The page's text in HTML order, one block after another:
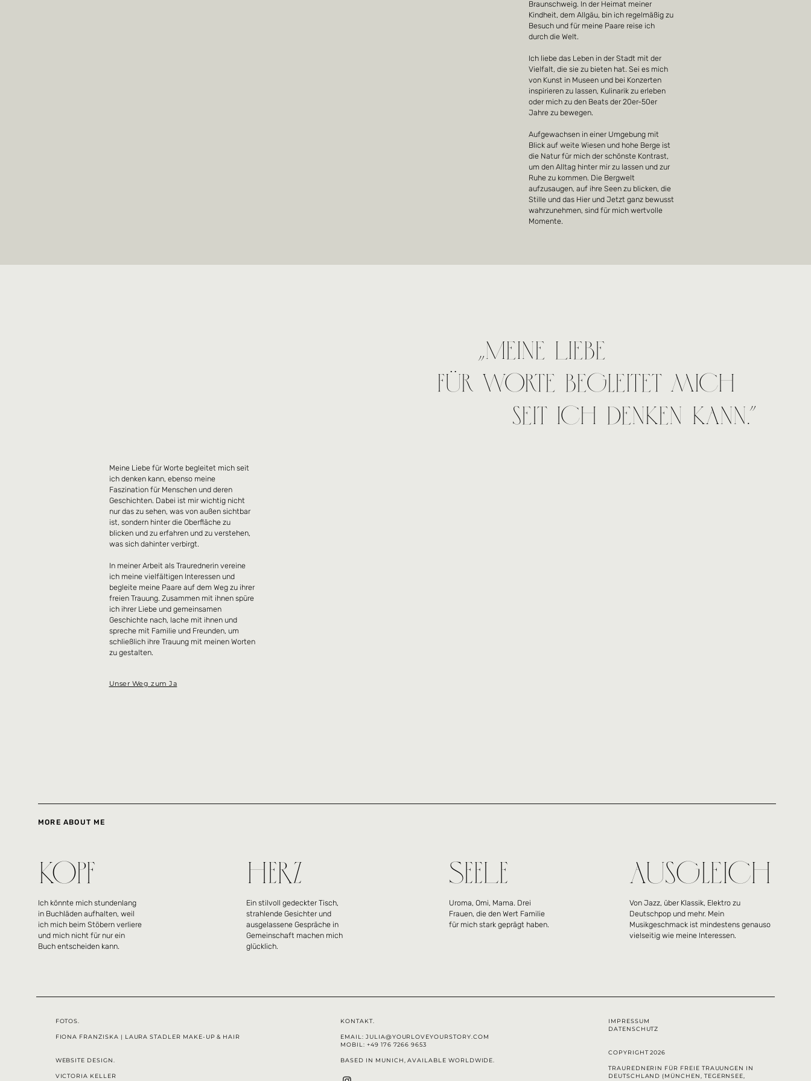
Braunschweig. In der Heimat meiner
Kindheit, dem Allgäu, bin ich regelmäßig zu
Besuch und für meine Paare reise ich
durch die Welt.
Ich liebe das Leben in der Stadt mit der
Vielfalt, die sie zu bieten hat. Sei es mich
von Kunst in Museen und bei Konzerten
inspirieren zu lassen, Kulinarik zu erleben
oder mich zu den Beats der 20er-50er
Jahre zu bewegen.
Aufgewachsen in einer Umgebung mit
Blick auf weite Wiesen und hohe Berge ist
die Natur für mich der schönste Kontrast,
um den Alltag hinter mir zu lassen und zur
Ruhe zu kommen. Die Bergwelt
aufzusaugen, auf ihre Seen zu blicken, die
Stille und das Hier und Jetzt ganz bewusst
wahrzunehmen, sind für mich wertvolle
Momente.
Meine Liebe für Worte begleitet mich seit
ich denken kann, ebenso meine
Faszination für Menschen und deren
Geschichten. Dabei ist mir wichtig nicht
nur das zu sehen, was von außen sichtbar
ist, sondern hinter die Oberfläche zu
blicken und zu erfahren und zu verstehen,
was sich dahinter verbirgt.
In meiner Arbeit als Traurednerin vereine
ich meine vielfältigen Interessen und
begleite meine Paare auf dem Weg zu ihrer
freien Trauung. Zusammen mit ihnen spüre
ich ihrer Liebe und gemeinsamen
Geschichte nach, lache mit ihnen und
spreche mit Familie und Freunden, um
schließlich ihre Trauung mit meinen Worten
zu gestalten.
Unser Weg zum Ja
„Meine Liebe
Für Worte begleitet mich
seit ich denken kann.”
MORE ABOUT ME
KOPF
Ich könnte mich stundenlang
in Buchläden aufhalten, weil
ich mich beim Stöbern verliere
und mich nicht für nur ein
Buch entscheiden kann.
HERZ
Ein stilvoll gedeckter Tisch,
strahlende Gesichter und
ausgelassene Gespräche in
Gemeinschaft machen mich
glücklich.
SEELE
Uroma, Omi, Mama. Drei
Frauen, die den Wert Familie
für mich stark geprägt haben.
Ausgleich
Von Jazz, über Klassik, Elektro zu
Deutschpop und mehr. Mein
Musikgeschmack ist mindestens genauso
vielseitig wie meine Interessen.
FOTOS.
FIONA FRANZISKA | LAURA STADLER MAKE-UP & HAIR
WEBSITE DESIGN.
VICTORIA KELLER
KONTAKT.
EMAIL: JULIA@YOURLOVEYOURSTORY.COM
MOBIL: +49 176 7266 9653
BASED IN MUNICH, AVAILABLE WORLDWIDE.
IMPRESSUM
DATENSCHUTZ
COPYRIGHT 2026
TRAUREDNERIN FÜR FREIE TRAUUNGEN IN
DEUTSCHLAND (MÜNCHEN, TEGERNSEE,